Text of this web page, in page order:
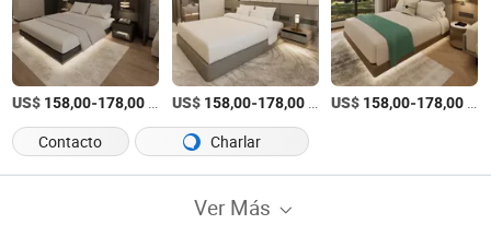
US$ 158,00-178,00 US$ 158,00-178,00/Pieza US$ 158,00-178,00
Contacto
Charlar
Ver Más